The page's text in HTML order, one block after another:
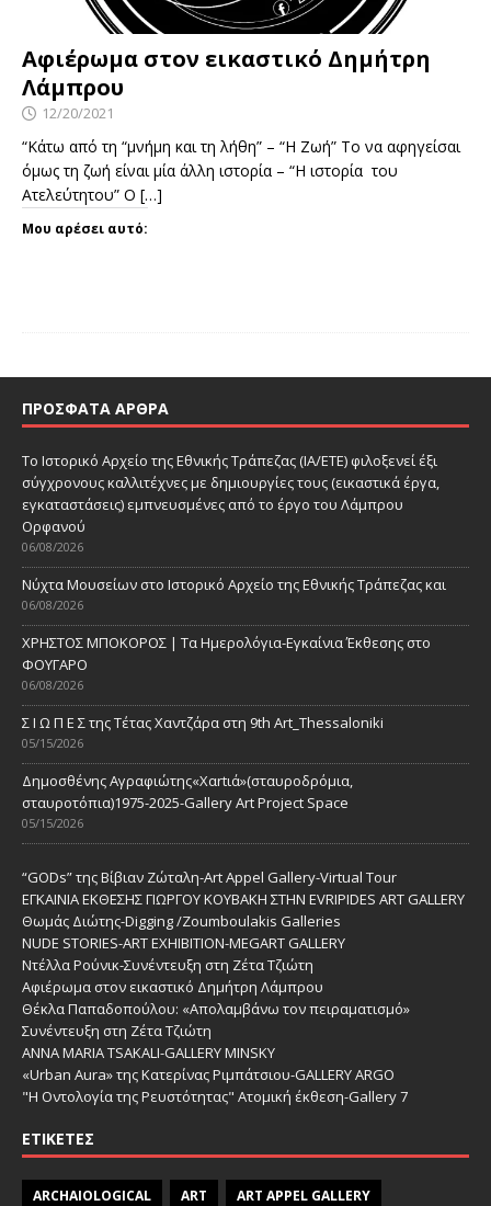
Αφιέρωμα στον εικαστικό Δημήτρη
Λάμπρου
12/20/2021
“Κάτω από τη “μνήμη και τη λήθη” – “Η Ζωή” Το να αφηγείσαι
όμως τη ζωή είναι μία άλλη ιστορία – “Η ιστορία του
Ατελεύτητου” Ο […]
Μου αρέσει αυτό:
ΠΡΌΣΦΑΤΑ ΆΡΘΡΑ
Το Ιστορικό Αρχείο της Εθνικής Τράπεζας (ΙΑ/ΕΤΕ) φιλοξενεί έξι
σύγχρονους καλλιτέχνες με δημιουργίες τους (εικαστικά έργα,
εγκαταστάσεις) εμπνευσμένες από το έργο του Λάμπρου
Ορφανού
06/08/2026
Νύχτα Μουσείων στο Ιστορικό Αρχείο της Εθνικής Τράπεζας και
06/08/2026
ΧΡΗΣΤΟΣ ΜΠΟΚΟΡΟΣ | Τα Ημερολόγια-Εγκαίνια Έκθεσης στο
ΦΟΥΓΑΡΟ
06/08/2026
Σ Ι Ω Π Ε Σ της Τέτας Χαντζάρα στη 9th Art_Thessaloniki
05/15/2026
Δημοσθένης Αγραφιώτης«Xαrtιά»(σταυροδρόμια,
σταυροτόπια)1975-2025-Gallery Art Project Space
05/15/2026
“GODs” της Βίβιαν Ζώταλη-Art Appel Gallery-Virtual Tour
ΕΓΚΑΙΝΙΑ ΕΚΘΕΣΗΣ ΓΙΩΡΓΟΥ ΚΟΥΒΑΚΗ ΣΤΗΝ EVRIPIDES ART GALLERY
Θωμάς Διώτης-Digging /Zoumboulakis Galleries
NUDE STORIES-ΑRT EXHIBITION-MEGART GALLERY
Ντέλλα Ρούνικ-Συνέντευξη στη Ζέτα Τζιώτη
Αφιέρωμα στον εικαστικό Δημήτρη Λάμπρου
Θέκλα Παπαδοπούλου: «Απολαμβάνω τον πειραματισμό»
Συνέντευξη στη Ζέτα Τζιώτη
ANNA MARIA TSAKALI-GALLERY MINSKY
«Urban Aura» της Κατερίνας Ριμπάτσιου-GALLERY ARGO
"Η Οντολογία της Ρευστότητας" Ατομική έκθεση-Gallery 7
ΕΤΙΚΈΤΕΣ
ARCHAIOLOGICAL ART ART APPEL GALLERY